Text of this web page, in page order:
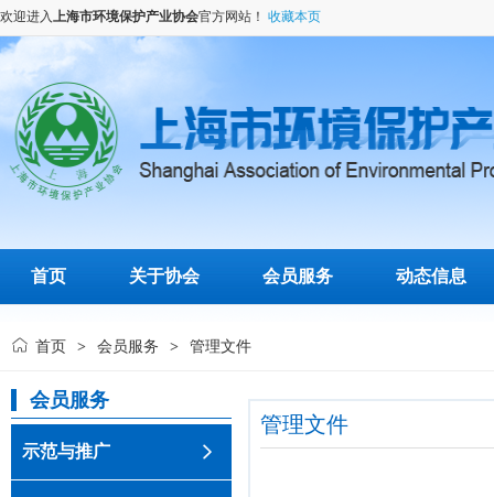
欢迎进入上海市环境保护产业协会官方网站！ 收藏本页
首页 关于协会 会员服务 动态信息
首页 > 会员服务 > 管理文件
会员服务
示范与推广
管理文件